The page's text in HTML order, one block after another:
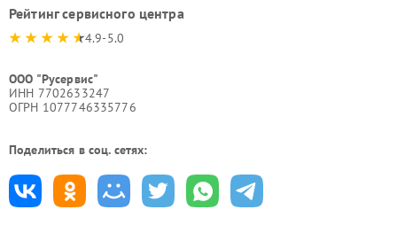
Рейтинг сервисного центра
4.9-5.0
ООО "Русервис"
ИНН 7702633247
ОГРН 1077746335776
Поделиться в соц. сетях: